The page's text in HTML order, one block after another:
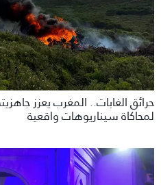
لمحاكاة سيناريوهات واقعية